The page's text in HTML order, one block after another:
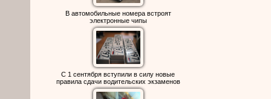
В автомобильные номера встроят
электронные чипы
С 1 сентября вступили в силу новые
правила сдачи водительских экзаменов